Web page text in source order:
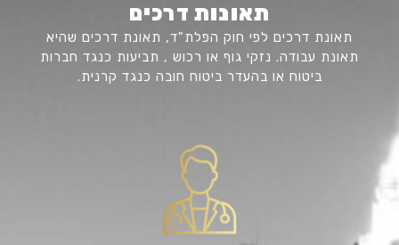
תאונות דרכים
תאונת דרכים לפי חוק הפלת"ד, תאונת דרכים שהיא
תאונת עבודה. נזקי גוף או רכוש , תביעות כנגד חברות
ביטוח או בהעדר ביטוח חובה כנגד קרנית.